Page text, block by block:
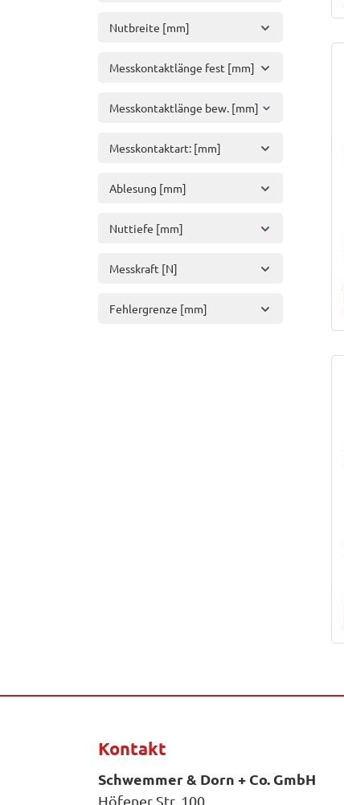
Nutbreite [mm]
Messkontaktlänge fest [mm]
Messkontaktlänge bew. [mm]
Messkontaktart: [mm]
Ablesung [mm]
Nuttiefe [mm]
Messkraft [N]
Fehlergrenze [mm]
Kontakt
Schwemmer & Dorn + Co. GmbH
Höfener Str. 100